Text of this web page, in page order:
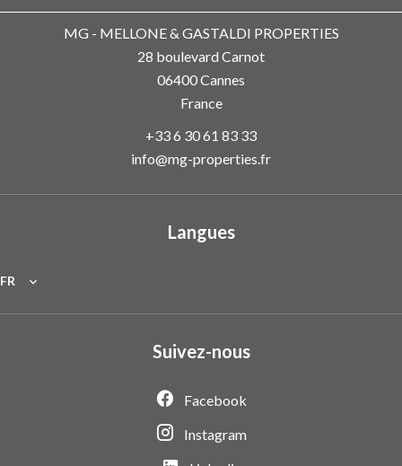
MG - MELLONE & GASTALDI PROPERTIES
28 boulevard Carnot
06400Cannes
France
+33 6 30 61 83 33
info@mg-properties.fr
Langues
FR
Suivez-nous
Facebook
Instagram